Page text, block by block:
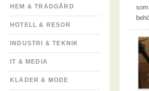
HEM & TRÄDGÅRD
HOTELL & RESOR
INDUSTRI & TEKNIK
IT & MEDIA
KLÄDER & MODE